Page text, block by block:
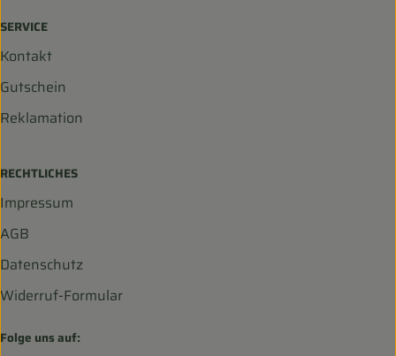
SERVICE
Kontakt
Gutschein
Reklamation
RECHTLICHES
Impressum
AGB
Datenschutz
Widerruf-Formular
Folge uns auf: